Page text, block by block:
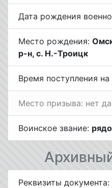
Дата рождения
Место рождения:
р-н, с. Н.-Троицк
Время поступления
Место призыва: нет
Воинское звание:
Реквизиты документа: